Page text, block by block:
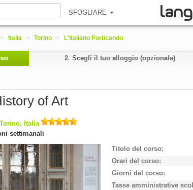
SFOGLIARE
> Italia > Torino > L'Italiano Porticando
2. Scegli il tuo alloggio (opzionale)
of Art
Italia
settimanali
Titolo del corso
Orari del corso
Giorni del corso
Tasse amministrative